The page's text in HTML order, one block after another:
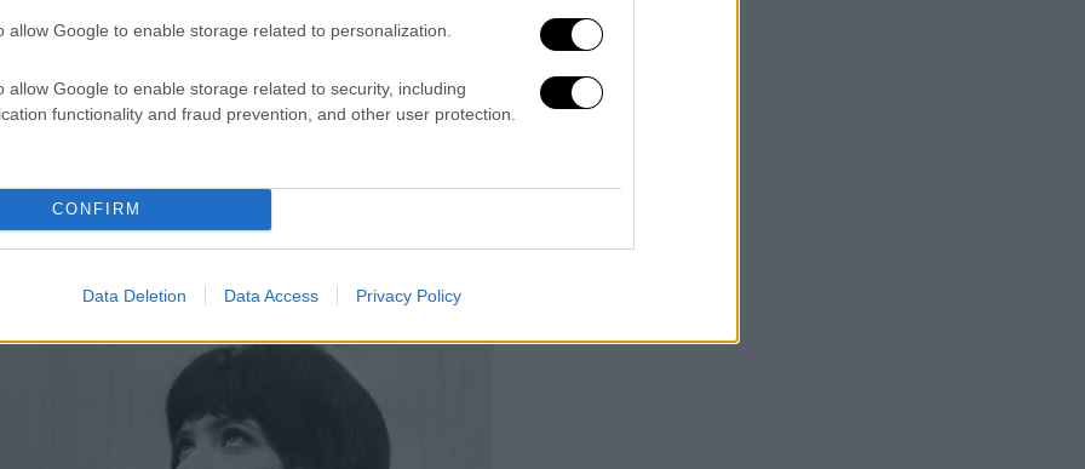
allow Google to enable storage related to personalization.
allow Google to enable storage related to security, including
functionality and fraud prevention, and other user protection.
CONFIRM
Data Deletion Data Access Privacy Policy
, το κύριο μέλημά της είναι η σχέση
τους. Μετά το ειδύλλιό τους, το
σε όλη τη φιλμογραφία του
διαφορετικούς στόχους και απόψεις